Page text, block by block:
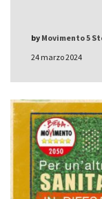
24 marzo 2024
by Movimento 5